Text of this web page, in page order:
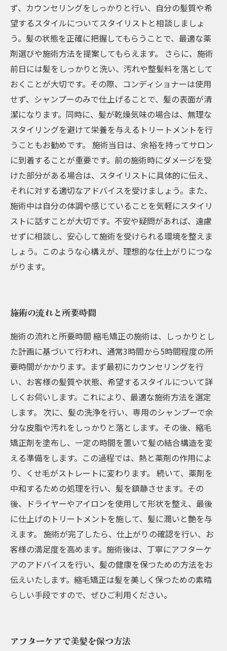
ず、カウンセリングをしっかりと行い、自分の髪質や希
望するスタイルについてスタイリストと相談しましょ
う。髪の状態を正確に把握してもらうことで、最適な薬
剤選びや施術方法を提案してもらえます。 さらに、施術
前日には髪をしっかりと洗い、汚れや整髪料を落として
おくことが大切です。その際、コンディショナーは使用
せず、シャンプーのみで仕上げることで、髪の表面が清
潔になります。同時に、髪が乾燥気味の場合は、無理な
スタイリングを避けて栄養を与えるトリートメントを行
うこともお勧めです。 施術当日は、余裕を持ってサロン
に到着することが重要です。前の施術時にダメージを受
けた部分がある場合は、スタイリストに具体的に伝え、
それに対する適切なアドバイスを受けましょう。また、
施術中は自分の体調や感じていることを気軽にスタイリ
ストに話すことが大切です。不安や疑問があれば、遠慮
せずに相談し、安心して施術を受けられる環境を整えま
しょう。このような心構えが、理想的な仕上がりにつな
がります。
施術の流れと所要時間
施術の流れと所要時間 縮毛矯正の施術は、しっかりとし
た計画に基づいて行われ、通常3時間から5時間程度の所
要時間がかかります。まず最初にカウンセリングを行
い、お客様の髪質や状態、希望するスタイルについて詳
しくお伺いします。これにより、最適な施術方法を選定
します。 次に、髪の洗浄を行い、専用のシャンプーで余
分な皮脂や汚れをしっかりと落とします。その後、縮毛
矯正剤を塗布し、一定の時間を置いて髪の結合構造を変
える準備をします。この過程では、熱と薬剤の作用によ
り、くせ毛がストレートに変わります。 続いて、薬剤を
中和するための処理を行い、髪を鎮静させます。その
後、ドライヤーやアイロンを使用して形状を整え、最後
に仕上げのトリートメントを施して、髪に潤いと艶を与
えます。 施術が完了したら、仕上がりの確認を行い、お
客様の満足度を高めます。施術後は、丁寧にアフターケ
アのアドバイスを行い、髪の健康を保つための方法をお
伝えいたします。縮毛矯正は髪を美しく保つための素晴
らしい手段ですので、ぜひご利用ください。
アフターケアで美髪を保つ方法